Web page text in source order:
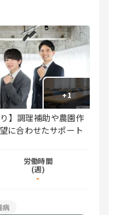
+1
】調理補助や農園作
に合わせたサポート
労働時間
(週)
-
病